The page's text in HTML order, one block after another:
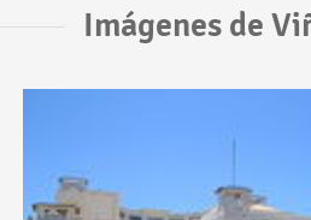
Imágenes de